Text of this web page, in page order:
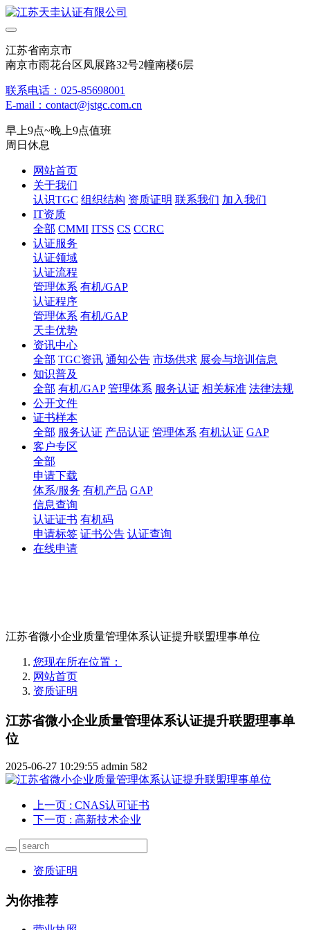
江苏省南京市
南京市雨花台区凤展路32号2幢南楼6层
联系电话：025-85698001
E-mail：contact@jstgc.com.cn
早上9点~晚上9点值班
周日休息
网站首页
关于我们
认识TGC 组织结构 资质证明 联系我们 加入我们
IT资质
全部 CMMI ITSS CS CCRC
认证服务
认证领域
认证流程
管理体系 有机/GAP
认证程序
管理体系 有机/GAP
天圭优势
资讯中心
全部 TGC资讯 通知公告 市场供求 展会与培训信息
知识普及
全部 有机/GAP 管理体系 服务认证 相关标准 法律法规
公开文件
证书样本
全部 服务认证 产品认证 管理体系 有机认证 GAP
客户专区
全部
申请下载
体系/服务 有机产品 GAP
信息查询
认证证书 有机码
申请标签 证书公告 认证查询
在线申请
江苏省微小企业质量管理体系认证提升联盟理事单位
您现在所在位置：
网站首页
资质证明
江苏省微小企业质量管理体系认证提升联盟理事单
位
2025-06-27 10:29:55 admin 582
上一页 : CNAS认可证书
下一页 : 高新技术企业
资质证明
为你推荐